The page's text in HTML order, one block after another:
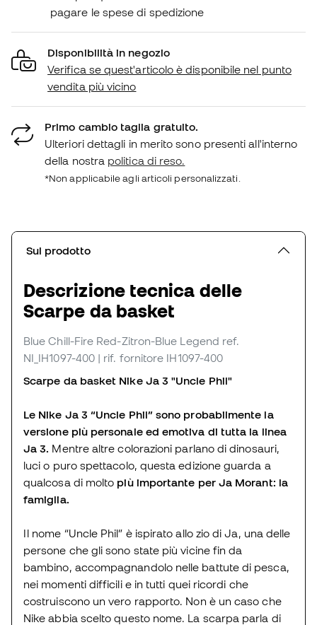
pagare le spese di spedizione
Disponibilità in negozio
Verifica se quest'articolo è disponibile nel punto
vendita più vicino
Primo cambio taglia gratuito.
Ulteriori dettagli in merito sono presenti all'interno
della nostra politica di reso.
*Non applicabile agli articoli personalizzati.
Sul prodotto
Descrizione tecnica delle
Scarpe da basket
Blue Chill-Fire Red-Zitron-Blue Legend ref.
NI_IH1097-400 | rif. fornitore IH1097-400
Scarpe da basket Nike Ja 3 "Uncle Phil"
Le Nike Ja 3 “Uncle Phil” sono probabilmente la
versione più personale ed emotiva di tutta la linea
Ja 3. Mentre altre colorazioni parlano di dinosauri,
luci o puro spettacolo, questa edizione guarda a
qualcosa di molto più importante per Ja Morant: la
famiglia.
Il nome “Uncle Phil” è ispirato allo zio di Ja, una delle
persone che gli sono state più vicine fin da
bambino, accompagnandolo nelle battute di pesca,
nei momenti difficili e in tutti quei ricordi che
costruiscono un vero rapporto. Non è un caso che
Nike abbia scelto questo nome. La scarpa parla di